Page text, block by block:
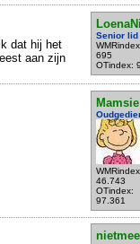
Senior lid
695
OTindex:
dat hij het
aan zijn
Mamsie
46.743
OTindex:
97.361